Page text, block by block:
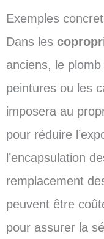
Exemples
Dans les
anciens, le
peintures ou les
imposera au
pour réduire
l’encapsulation
remplacement
peuvent être
pour assurer la